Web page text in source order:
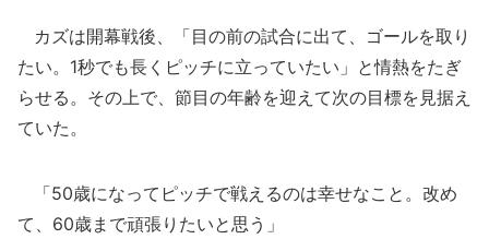
カズは開幕戦後、「目の前の試合に出て、ゴールを取り
たい。1秒でも長くピッチに立っていたい」と情熱をたぎ
らせる。その上で、節目の年齢を迎えて次の目標を見据え
ていた。
「50歳になってピッチで戦えるのは幸せなこと。改め
て、60歳まで頑張りたいと思う」